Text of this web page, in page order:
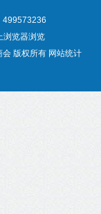
499573236
浏览器浏览
会 版权所有 网站统计